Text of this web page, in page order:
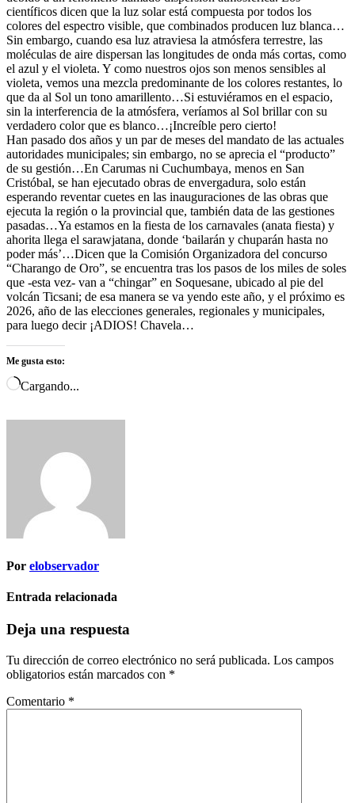
científicos dicen que la luz solar está compuesta por todos los
colores del espectro visible, que combinados producen luz blanca…
Sin embargo, cuando esa luz atraviesa la atmósfera terrestre, las
moléculas de aire dispersan las longitudes de onda más cortas, como
el azul y el violeta. Y como nuestros ojos son menos sensibles al
violeta, vemos una mezcla predominante de los colores restantes, lo
que da al Sol un tono amarillento…Si estuviéramos en el espacio,
sin la interferencia de la atmósfera, veríamos al Sol brillar con su
verdadero color que es blanco…¡Increíble pero cierto!
Han pasado dos años y un par de meses del mandato de las actuales
autoridades municipales; sin embargo, no se aprecia el “producto”
de su gestión…En Carumas ni Cuchumbaya, menos en San
Cristóbal, se han ejecutado obras de envergadura, solo están
esperando reventar cuetes en las inauguraciones de las obras que
ejecuta la región o la provincial que, también data de las gestiones
pasadas…Ya estamos en la fiesta de los carnavales (anata fiesta) y
ahorita llega el sarawjatana, donde ‘bailarán y chuparán hasta no
poder más’…Dicen que la Comisión Organizadora del concurso
“Charango de Oro”, se encuentra tras los pasos de los miles de soles
que -esta vez- van a “chingar” en Soquesane, ubicado al pie del
volcán Ticsani; de esa manera se va yendo este año, y el próximo es
2026, año de las elecciones generales, regionales y municipales,
para luego decir ¡ADIOS! Chavela…
Me gusta esto:
Cargando...
Por elobservador
Entrada relacionada
Deja una respuesta
Tu dirección de correo electrónico no será publicada. Los campos
obligatorios están marcados con *
Comentario *